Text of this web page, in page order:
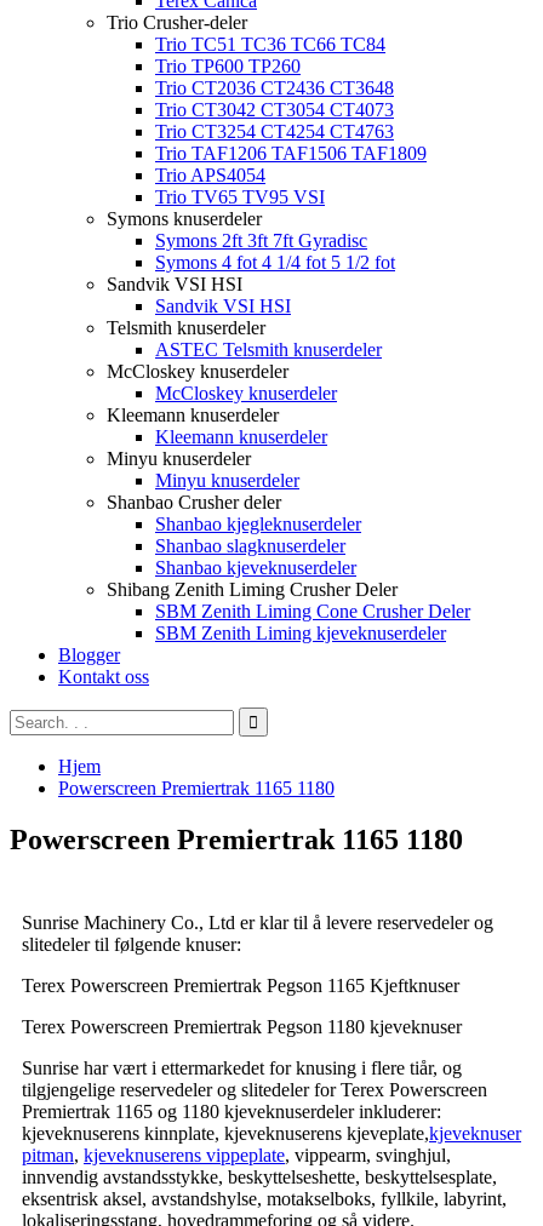
Trio Crusher-deler
Trio TC51 TC36 TC66 TC84
Trio TP600 TP260
Trio CT2036 CT2436 CT3648
Trio CT3042 CT3054 CT4073
Trio CT3254 CT4254 CT4763
Trio TAF1206 TAF1506 TAF1809
Trio APS4054
Trio TV65 TV95 VSI
Symons knuserdeler
Symons 2ft 3ft 7ft Gyradisc
Symons 4 fot 4 1/4 fot 5 1/2 fot
Sandvik VSI HSI
Sandvik VSI HSI
Telsmith knuserdeler
ASTEC Telsmith knuserdeler
McCloskey knuserdeler
McCloskey knuserdeler
Kleemann knuserdeler
Kleemann knuserdeler
Minyu knuserdeler
Minyu knuserdeler
Shanbao Crusher deler
Shanbao kjegleknuserdeler
Shanbao slagknuserdeler
Shanbao kjeveknuserdeler
Shibang Zenith Liming Crusher Deler
SBM Zenith Liming Cone Crusher Deler
SBM Zenith Liming kjeveknuserdeler
Blogger
Kontakt oss
Hjem
Powerscreen Premiertrak 1165 1180
Powerscreen Premiertrak 1165 1180
Sunrise Machinery Co., Ltd er klar til å levere reservedeler og
slitedeler til følgende knuser:
Terex Powerscreen Premiertrak Pegson 1165 Kjeftknuser
Terex Powerscreen Premiertrak Pegson 1180 kjeveknuser
Sunrise har vært i ettermarkedet for knusing i flere tiår, og
tilgjengelige reservedeler og slitedeler for Terex Powerscreen
Premiertrak 1165 og 1180 kjeveknuserdeler inkluderer:
kjeveknuserens kinnplate, kjeveknuserens kjeveplate,kjeveknuser
pitman, kjeveknuserens vippeplate, vippearm, svinghjul,
innvendig avstandsstykke, beskyttelseshette, beskyttelsesplate,
eksentrisk aksel, avstandshylse, motakselboks, fyllkile, labyrint,
lokaliseringsstang, hovedrammeforing og så videre.